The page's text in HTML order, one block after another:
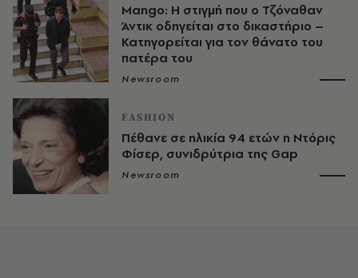
Mango: Η στιγμή που ο Τζόναθαν
Άντικ οδηγείται στο δικαστήριο –
Κατηγορείται για τον θάνατο του
πατέρα του
Newsroom
FASHION
Πέθανε σε ηλικία 94 ετών η Ντόρις
Φίσερ, συνιδρύτρια της Gap
Newsroom